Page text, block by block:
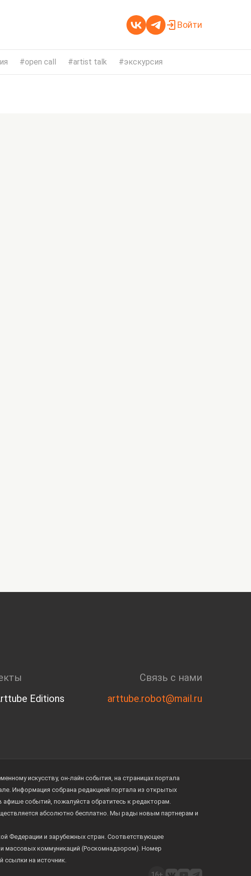
Войти
open call artist talk экскурсия
Editions
Связь с нами
arttube.robot@mail.ru
искусству, он-лайн события, на страницах портала
Информация собрана редакцией портала из открытых
событий, пожалуйста обратитесь к редакторам.
абсолютно бесплатно. Мы рады новым партнерам и
Федерации и зарубежных стран. Соответствующее
массовых коммуникаций (Роскомнадзором). Номер
ссылки на источник.